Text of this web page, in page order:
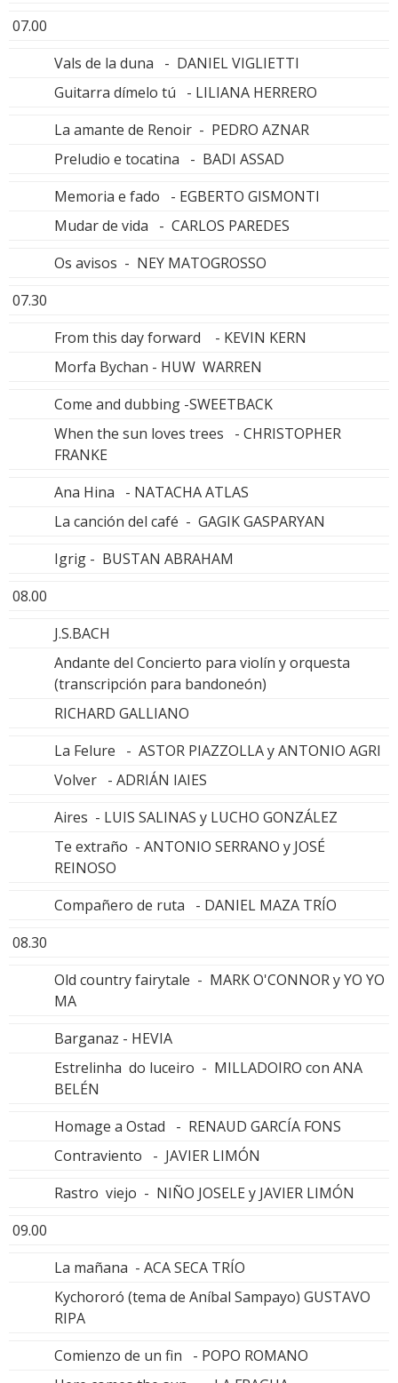
07.00
Vals de la duna - DANIEL VIGLIETTI
Guitarra dímelo tú - LILIANA HERRERO
La amante de Renoir - PEDRO AZNAR
Preludio e tocatina - BADI ASSAD
Memoria e fado - EGBERTO GISMONTI
Mudar de vida - CARLOS PAREDES
Os avisos - NEY MATOGROSSO
07.30
From this day forward - KEVIN KERN
Morfa Bychan - HUW WARREN
Come and dubbing -SWEETBACK
When the sun loves trees - CHRISTOPHER
FRANKE
Ana Hina - NATACHA ATLAS
La canción del café - GAGIK GASPARYAN
Igrig - BUSTAN ABRAHAM
08.00
J.S.BACH
Andante del Concierto para violín y orquesta
(transcripción para bandoneón)
RICHARD GALLIANO
La Felure - ASTOR PIAZZOLLA y ANTONIO AGRI
Volver - ADRIÁN IAIES
Aires - LUIS SALINAS y LUCHO GONZÁLEZ
Te extraño - ANTONIO SERRANO y JOSÉ
REINOSO
Compañero de ruta - DANIEL MAZA TRÍO
08.30
Old country fairytale - MARK O'CONNOR y YO YO
MA
Barganaz - HEVIA
Estrelinha do luceiro - MILLADOIRO con ANA
BELÉN
Homage a Ostad - RENAUD GARCÍA FONS
Contraviento - JAVIER LIMÓN
Rastro viejo - NIÑO JOSELE y JAVIER LIMÓN
09.00
La mañana - ACA SECA TRÍO
Kychororó (tema de Aníbal Sampayo) GUSTAVO
RIPA
Comienzo de un fin - POPO ROMANO